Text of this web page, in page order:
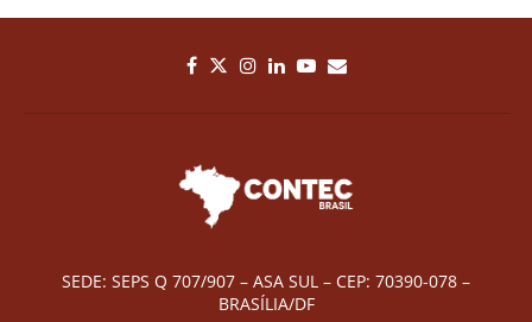
SEDE: SEPS Q 707/907 – ASA SUL – CEP: 70390-078 –
BRASÍLIA/DF